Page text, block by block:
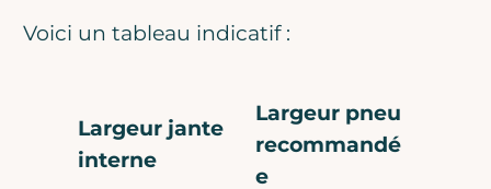
Voici un tableau indicatif :
Largeur jante
interne
Largeur pneu
recommandé
e